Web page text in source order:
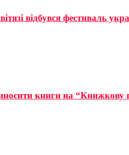
відбувся фестиваль
книги на “Книжкову